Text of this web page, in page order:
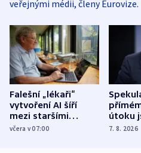
veřejnými médii, členy Eurovize.
Falešní „lékaři“
vytvoření AI šíří
mezi staršími
Poláky nebezpečné
včera v 07:00
útoku
míní
7. 8. 2026